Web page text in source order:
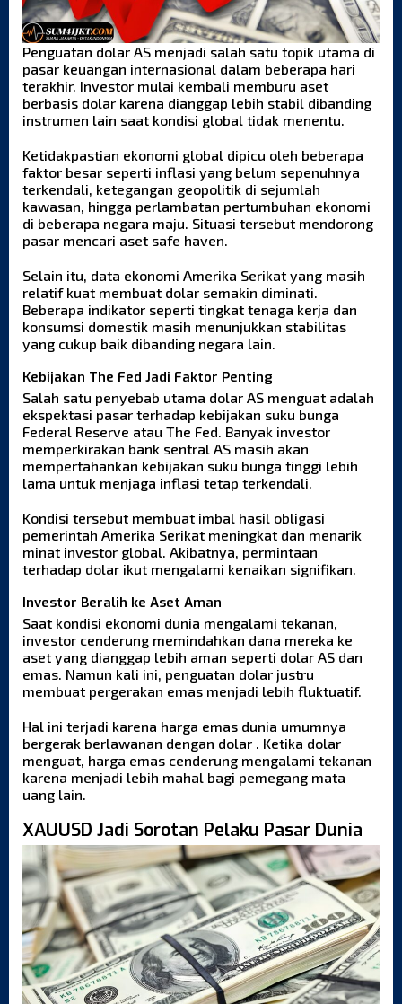
Penguatan dolar AS menjadi salah satu topik utama di
pasar keuangan internasional dalam beberapa hari
terakhir. Investor mulai kembali memburu aset
berbasis dolar karena dianggap lebih stabil dibanding
instrumen lain saat kondisi global tidak menentu.
Ketidakpastian ekonomi global dipicu oleh beberapa
faktor besar seperti inflasi yang belum sepenuhnya
terkendali, ketegangan geopolitik di sejumlah
kawasan, hingga perlambatan pertumbuhan ekonomi
di beberapa negara maju. Situasi tersebut mendorong
pasar mencari aset safe haven.
Selain itu, data ekonomi Amerika Serikat yang masih
relatif kuat membuat dolar semakin diminati.
Beberapa indikator seperti tingkat tenaga kerja dan
konsumsi domestik masih menunjukkan stabilitas
yang cukup baik dibanding negara lain.
Kebijakan The Fed Jadi Faktor Penting
Salah satu penyebab utama dolar AS menguat adalah
ekspektasi pasar terhadap kebijakan suku bunga
Federal Reserve atau The Fed. Banyak investor
memperkirakan bank sentral AS masih akan
mempertahankan kebijakan suku bunga tinggi lebih
lama untuk menjaga inflasi tetap terkendali.
Kondisi tersebut membuat imbal hasil obligasi
pemerintah Amerika Serikat meningkat dan menarik
minat investor global. Akibatnya, permintaan
terhadap dolar ikut mengalami kenaikan signifikan.
Investor Beralih ke Aset Aman
Saat kondisi ekonomi dunia mengalami tekanan,
investor cenderung memindahkan dana mereka ke
aset yang dianggap lebih aman seperti dolar AS dan
emas. Namun kali ini, penguatan dolar justru
membuat pergerakan emas menjadi lebih fluktuatif.
Hal ini terjadi karena harga emas dunia umumnya
bergerak berlawanan dengan dolar . Ketika dolar
menguat, harga emas cenderung mengalami tekanan
karena menjadi lebih mahal bagi pemegang mata
uang lain.
XAUUSD Jadi Sorotan Pelaku Pasar Dunia